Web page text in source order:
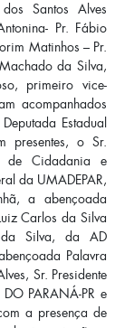
Santos Alves
Pr. Fábio
Matinhos – Pr.
da Silva,
primeiro vice-
acompanhados
Estadual
presentes, o Sr.
de Cidadania e
da UMADEPAR,
a abençoada
Carlos da Silva
Silva, da AD
Palavra
Sr. Presidente
PARANÁ-PR e
a presença de